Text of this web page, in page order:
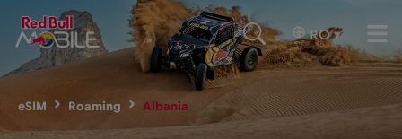
RO ▾
eSIM Roaming Albania